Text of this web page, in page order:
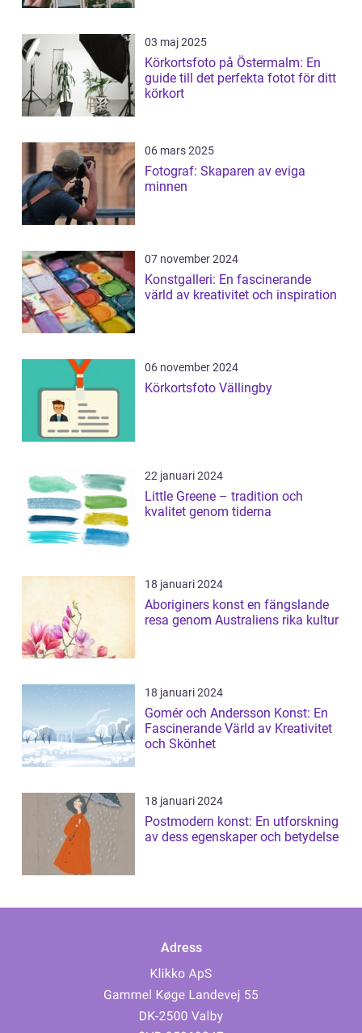
03 maj 2025
Körkortsfoto på Östermalm: En
guide till det perfekta fotot för ditt
körkort
06 mars 2025
Fotograf: Skaparen av eviga
minnen
07 november 2024
Konstgalleri: En fascinerande
värld av kreativitet och inspiration
06 november 2024
Körkortsfoto Vällingby
22 januari 2024
Little Greene – tradition och
kvalitet genom tiderna
18 januari 2024
Aboriginers konst en fängslande
resa genom Australiens rika kultur
18 januari 2024
Gomér och Andersson Konst: En
Fascinerande Värld av Kreativitet
och Skönhet
18 januari 2024
Postmodern konst: En utforskning
av dess egenskaper och betydelse
Adress